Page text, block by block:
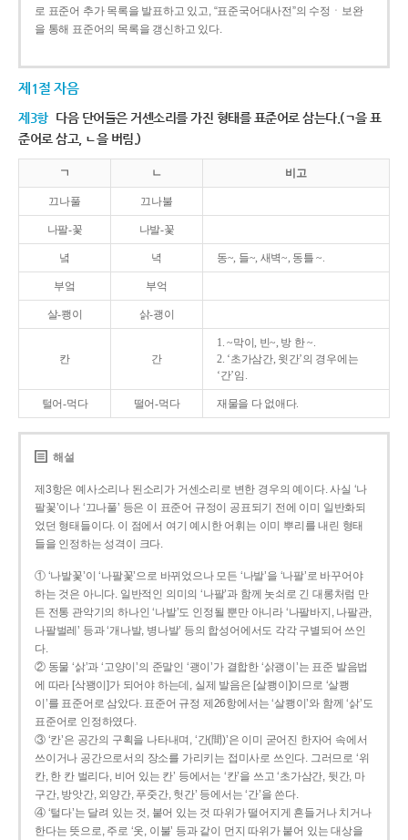
로 표준어 추가 목록을 발표하고 있고, “표준국어대사전”의 수정ㆍ보완
을 통해 표준어의 목록을 갱신하고 있다.
제1절 자음
제3항 다음 단어들은 거센소리를 가진 형태를 표준어로 삼는다.(ㄱ을 표
준어로 삼고, ㄴ을 버림.)
ㄱ ㄴ 비고
끄나풀 끄나불
나팔-꽃 나발-꽃
녘 녁 동~, 들~, 새벽~, 동틀 ~.
부엌 부억
살-쾡이 삵-괭이
칸 간
1. ~막이, 빈~, 방 한 ~.
2. ‘초가삼간, 윗간’의 경우에는
‘간’임.
털어-먹다 떨어-먹다 재물을 다 없애다.
해설
제3항은 예사소리나 된소리가 거센소리로 변한 경우의 예이다. 사실 ‘나
팔꽃’이나 ‘끄나풀’ 등은 이 표준어 규정이 공표되기 전에 이미 일반화되
었던 형태들이다. 이 점에서 여기 예시한 어휘는 이미 뿌리를 내린 형태
들을 인정하는 성격이 크다.
① ‘나발꽃’이 ‘나팔꽃’으로 바뀌었으나 모든 ‘나발’을 ‘나팔’로 바꾸어야
하는 것은 아니다. 일반적인 의미의 ‘나팔’과 함께 놋쇠로 긴 대롱처럼 만
든 전통 관악기의 하나인 ‘나발’도 인정될 뿐만 아니라 ‘나팔바지, 나팔관,
나팔벌레’ 등과 ‘개나발, 병나발’ 등의 합성어에서도 각각 구별되어 쓰인
다.
② 동물 ‘삵’과 ‘고양이’의 준말인 ‘괭이’가 결합한 ‘삵괭이’는 표준 발음법
에 따라 [삭꽹이]가 되어야 하는데, 실제 발음은 [살쾡이]이므로 ‘살쾡
이’를 표준어로 삼았다. 표준어 규정 제26항에서는 ‘살쾡이’와 함께 ‘삵’도
표준어로 인정하였다.
③ ‘칸’은 공간의 구획을 나타내며, ‘간(間)’은 이미 굳어진 한자어 속에서
쓰이거나 공간으로서의 장소를 가리키는 접미사로 쓰인다. 그러므로 ‘위
칸, 한 칸 벌리다, 비어 있는 칸’ 등에서는 ‘칸’을 쓰고 ‘초가삼간, 뒷간, 마
구간, 방앗간, 외양간, 푸줏간, 헛간’ 등에서는 ‘간’을 쓴다.
④ ‘털다’는 달려 있는 것, 붙어 있는 것 따위가 떨어지게 흔들거나 치거나
한다는 뜻으로, 주로 ‘옷, 이불’ 등과 같이 먼지 따위가 붙어 있는 대상을